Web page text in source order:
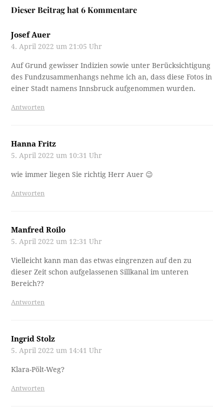
Dieser Beitrag hat 6 Kommentare
Josef Auer
4. April 2022 um 21:05 Uhr
Auf Grund gewisser Indizien sowie unter Berücksichtigung
des Fundzusammenhangs nehme ich an, dass diese Fotos in
einer Stadt namens Innsbruck aufgenommen wurden.
Antworten
Hanna Fritz
5. April 2022 um 10:31 Uhr
wie immer liegen Sie richtig Herr Auer 😉
Antworten
Manfred Roilo
5. April 2022 um 12:31 Uhr
Vielleicht kann man das etwas eingrenzen auf den zu
dieser Zeit schon aufgelassenen Sillkanal im unteren
Bereich??
Antworten
Ingrid Stolz
5. April 2022 um 14:41 Uhr
Klara-Pölt-Weg?
Antworten